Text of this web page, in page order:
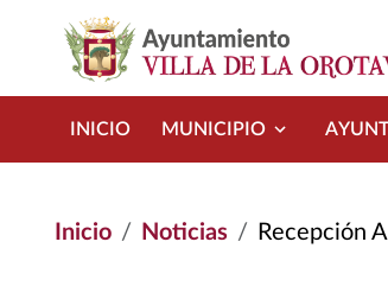
INICIO MUNICIPIO
Inicio Noticias Recepción Al